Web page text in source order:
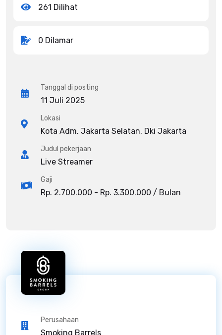
261 Dilihat
0 Dilamar
Tanggal di posting
11 Juli 2025
Lokasi
Kota Adm. Jakarta Selatan, Dki Jakarta
Judul pekerjaan
Live Streamer
Gaji
Rp. 2.700.000 - Rp. 3.300.000 / Bulan
Perusahaan
Smoking Barrels